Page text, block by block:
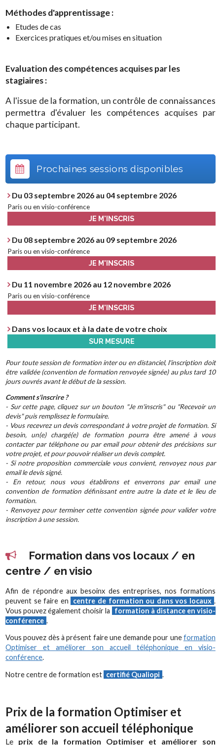
Méthodes d'apprentissage :
Etudes de cas
Exercices pratiques et/ou mises en situation
Evaluation des compétences acquises par les
stagiaires :
A l'issue de la formation, un contrôle de connaissances
permettra d'évaluer les compétences acquises par
chaque participant.
Prochaines sessions disponibles
Du 03 septembre 2026 au 04 septembre 2026
Paris ou en visio-conférence
JE M'INSCRIS
Du 08 septembre 2026 au 09 septembre 2026
Paris ou en visio-conférence
JE M'INSCRIS
Du 11 novembre 2026 au 12 novembre 2026
Paris ou en visio-conférence
JE M'INSCRIS
Dans vos locaux et à la date de votre choix
SUR MESURE
Pour toute session de formation inter ou en distanciel, l'inscription doit
être validée (convention de formation renvoyée signée) au plus tard 10
jours ouvrés avant le début de la session.
Comment s'inscrire ?
- Sur cette page, cliquez sur un bouton "Je m'inscris" ou "Recevoir un
devis" puis remplissez le formulaire.
- Vous recevrez un devis correspondant à votre projet de formation. Si
besoin, un(e) chargé(e) de formation pourra être amené à vous
contacter par téléphone ou par email pour obtenir des précisions sur
votre projet, et pour pouvoir réaliser un devis complet.
- Si notre proposition commerciale vous convient, renvoyez nous par
email le devis signé.
- En retour, nous vous établirons et enverrons par email une
convention de formation définissant entre autre la date et le lieu de
formation.
- Renvoyez pour terminer cette convention signée pour valider votre
inscription à une session.
Formation dans vos locaux / en
centre / en visio
Afin de répondre aux besoinx des entreprises, nos formations
peuvent se faire en
centre de formation ou dans vos locaux .
Vous pouvez également choisir la
formation à distance en visio-
conférence .
Vous pouvez dès à présent faire une demande pour uneformation
Optimiser et améliorer son accueil téléphonique en visio-
conférence.
Notre centre de formation est certifié Qualiopi .
Prix de la formation Optimiser et
améliorer son accueil téléphonique
Le prix de la formation Optimiser et améliorer son